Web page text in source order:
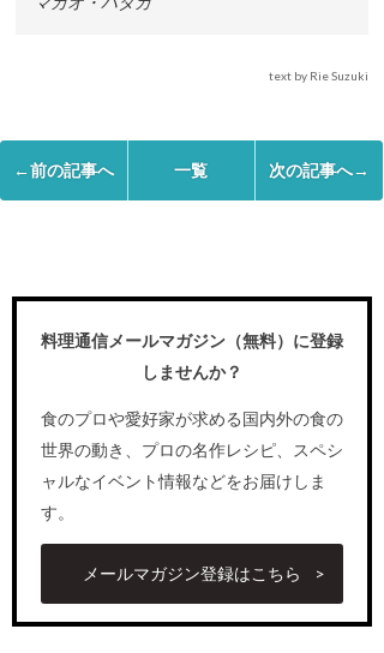
text by Rie Suzuki
←前の記事へ 一覧 次の記事へ→
料理通信メールマガジン（無料）に登録
しませんか？
食のプロや愛好家が求める国内外の食の
世界の動き、プロの名作レシピ、スペシ
ャルなイベント情報などをお届けしま
す。
メールマガジン登録はこちら